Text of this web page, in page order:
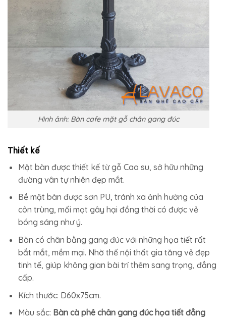
Hình ảnh: Bàn cafe mặt gỗ chân gang đúc
Thiết kế
Mặt bàn được thiết kế từ gỗ Cao su, sở hữu những
đường vân tự nhiên đẹp mắt.
Bề mặt bàn được sơn PU, tránh xa ảnh hưởng của
côn trùng, mối mọt gây hại đồng thời có được vẻ
bóng sáng như ý.
Bàn có chân bằng gang đúc với những họa tiết rất
bắt mắt, mềm mại. Nhờ thế nội thất gia tăng vẻ đẹp
tinh tế, giúp không gian bài trí thêm sang trọng, đẳng
cấp.
Kích thước: D60x75cm.
Màu sắc: Bàn cà phê chân gang đúc họa tiết đẳng